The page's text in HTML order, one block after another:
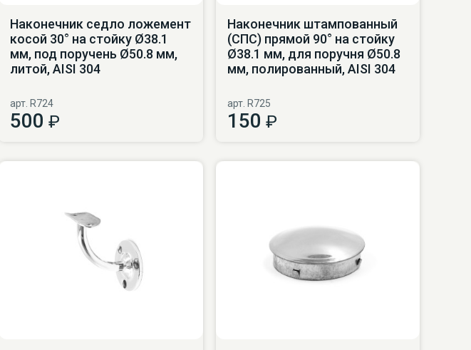
Наконечник седло ложемент
косой 30° на стойку Ø38.1
мм, под поручень Ø50.8 мм,
литой, AISI 304
арт. R724
500 ₽
Наконечник штампованный
(СПС) прямой 90° на стойку
Ø38.1 мм, для поручня Ø50.8
мм, полированный, AISI 304
арт. R725
150 ₽